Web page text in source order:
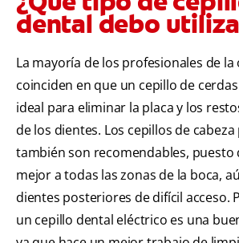
dental debo
La mayoría de los profesionales de
coinciden en que un cepillo de
ideal para eliminar la placa y los
de los dientes. Los cepillos de
también son recomendables, puesto
mejor a todas las zonas de la boca,
dientes posteriores de difícil acceso.
un cepillo dental eléctrico es una